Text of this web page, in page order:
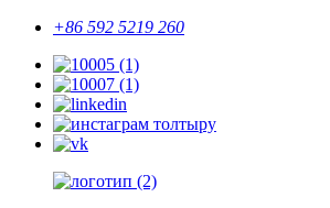
+86 592 5219 260